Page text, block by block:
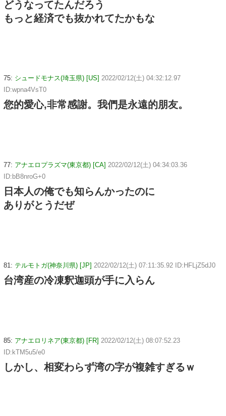
どうなってたんだろう
もっと経済でも抜かれてたかもな
75: シュードモナス(埼玉県) [US] 2022/02/12(土) 04:32:12.97
ID:wpna4VsT0
您的愛心,非常感謝。我們是永遠的朋友。
77: アナエロプラズマ(東京都) [CA] 2022/02/12(土) 04:34:03.36
ID:bB8nroG+0
日本人の俺でも知らんかったのに
ありがとうだぜ
81: テルモトガ(神奈川県) [JP] 2022/02/12(土) 07:11:35.92 ID:HFLjZ5dJ0
台湾産の冷凍釈迦頭が手に入らん
85: アナエロリネア(東京都) [FR] 2022/02/12(土) 08:07:52.23
ID:kTM5u5/e0
しかし、相変わらず湾の字が複雑すぎるｗ